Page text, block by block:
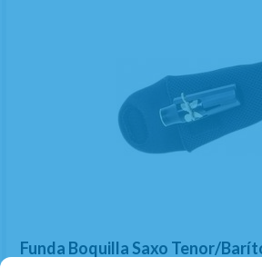
Funda Boquilla Saxo Tenor/